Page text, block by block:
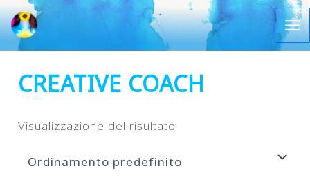
Vai
al
contenuto
CREATIVE COACH
Visualizzazione del risultato